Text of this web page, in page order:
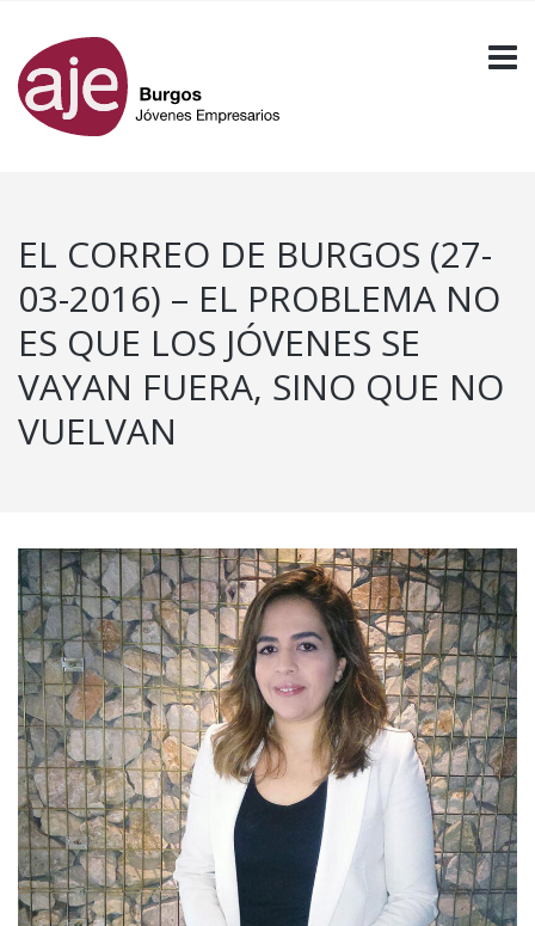
EL CORREO DE BURGOS (27-
03-2016) – EL PROBLEMA NO
ES QUE LOS JÓVENES SE
VAYAN FUERA, SINO QUE NO
VUELVAN